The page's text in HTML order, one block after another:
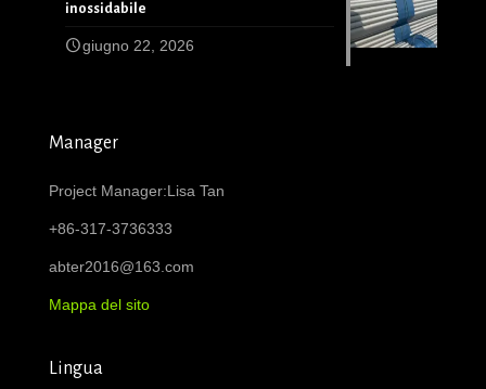
inossidabile
giugno 22, 2026
Manager
Project Manager:Lisa Tan
+86-317-3736333
abter2016@163.com
Mappa del sito
Lingua